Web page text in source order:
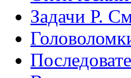
Задачи Р.